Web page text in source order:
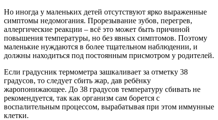
Но иногда у маленьких детей отсутствуют ярко выраженные
симптомы недомогания. Прорезывание зубов, перегрев,
аллергические реакции – всё это может быть причиной
повышения температуры, но без явных симптомов. Поэтому
маленькие нуждаются в более тщательном наблюдении, и
должны находиться под постоянным присмотром у родителей.
Если градусник термометра зашкаливает за отметку 38
градусов, то следует сбить жар, дав ребёнку
жаропонижающее. До 38 градусов температуру сбивать не
рекомендуется, так как организм сам борется с
воспалительным процессом, вырабатывая при этом иммунные
клетки.